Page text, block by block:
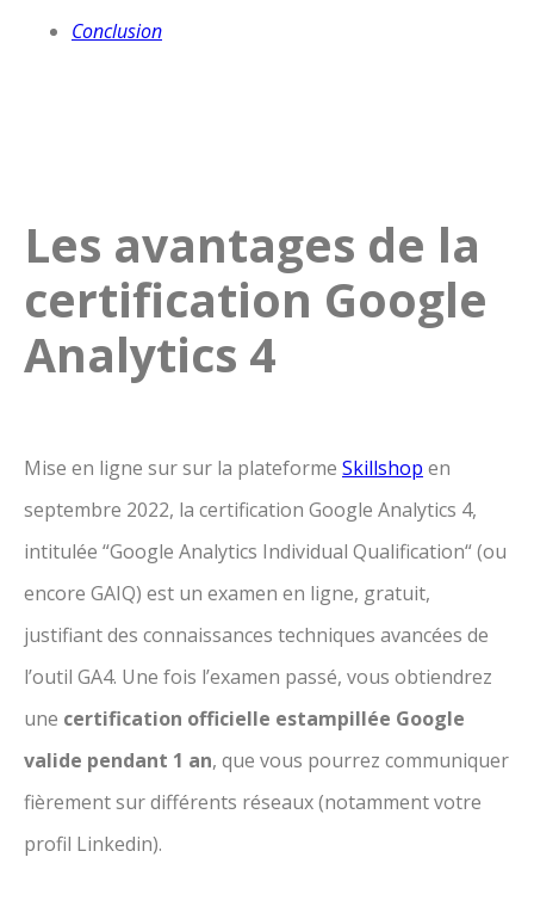
Conclusion
Les avantages de la
certification Google
Analytics 4
Mise en ligne sur sur la plateforme Skillshop en
septembre 2022, la certification Google Analytics 4,
intitulée “Google Analytics Individual Qualification“ (ou
encore GAIQ) est un examen en ligne, gratuit,
justifiant des connaissances techniques avancées de
l’outil GA4. Une fois l’examen passé, vous obtiendrez
une certification officielle estampillée Google
valide pendant 1 an, que vous pourrez communiquer
fièrement sur différents réseaux (notamment votre
profil Linkedin).